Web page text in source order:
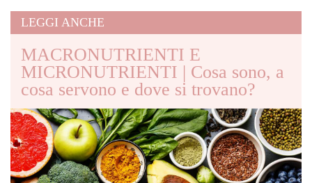
LEGGI ANCHE
MACRONUTRIENTI E
MICRONUTRIENTI | Cosa sono, a
cosa servono e dove si trovano?